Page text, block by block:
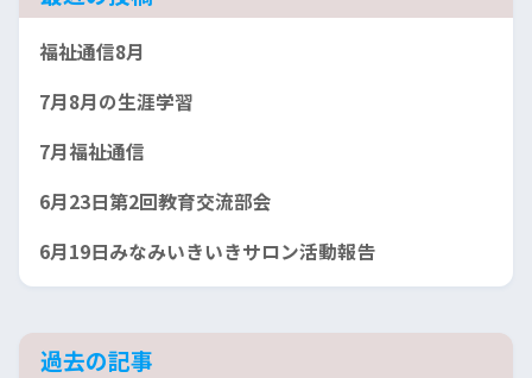
福祉通信8月
7月8月の生涯学習
7月福祉通信
6月23日第2回教育交流部会
6月19日みなみいきいきサロン活動報告
過去の記事